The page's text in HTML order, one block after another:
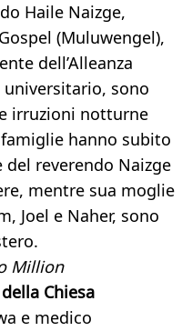
Haile Naizge,
(Muluwengel),
dell’Alleanza
universitario, sono
irruzioni notturne
hanno subito
del reverendo Naizge
mentre sua moglie
Joel e Naher, sono
Million
della Chiesa
e medico